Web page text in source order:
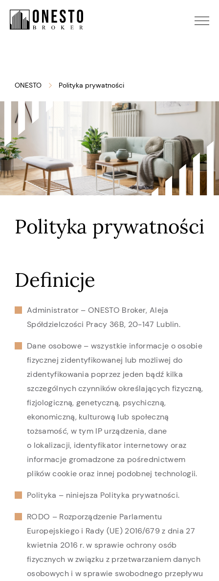
ONESTO Polityka prywatności
Polityka prywatności
Definicje
Administrator – ONESTO Broker, Aleja
Spółdzielczości Pracy 36B, 20-147 Lublin.
Dane osobowe – wszystkie informacje o osobie
fizycznej zidentyfikowanej lub możliwej do
zidentyfikowania poprzez jeden bądź kilka
szczególnych czynników określających fizyczną,
fizjologiczną, genetyczną, psychiczną,
ekonomiczną, kulturową lub społeczną
tożsamość, w tym IP urządzenia, dane
o lokalizacji, identyfikator internetowy oraz
informacje gromadzone za pośrednictwem
plików cookie oraz innej podobnej technologii.
Polityka – niniejsza Polityka prywatności.
RODO – Rozporządzenie Parlamentu
Europejskiego i Rady (UE) 2016/679 z dnia 27
kwietnia 2016 r. w sprawie ochrony osób
fizycznych w związku z przetwarzaniem danych
osobowych i w sprawie swobodnego przepływu